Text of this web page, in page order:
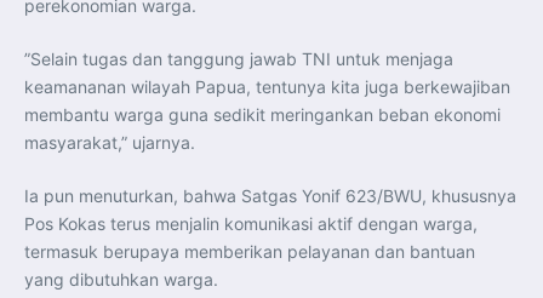
Perkuat Kerja Sama Repatriasi Artefak Budaya
Program 3 Juta Rumah
Pendaftaran MagangHub Angkatan II Batch 1 Dibuka
hingga 28 Juli 2026, Kesempatan Raih Pengalaman Kerja
dan Sertifikasi Kompetensi
KASAU Bekali 154 Perwira Remaja AAU 2026, Tekankan
Integritas dan Profesionalisme sebagai Bekal
Lebih Erat Hadapi Tantangan Global
Indonesia Dorong ASEAN dan Uni Eropa Perkuat
Stabilitas Global melalui Kemitraan Strategis
Menlu RI Dorong Kemitraan Ekonomi ASEAN–Korea
Kemitraan ASEAN–Kanada Perkuat Ketahanan Ekonomi,
perekonomian warga.
”Selain tugas dan tanggung jawab TNI untuk menjaga
keamananan wilayah Papua, tentunya kita juga berkewajiban
membantu warga guna sedikit meringankan beban ekonomi
masyarakat,” ujarnya.
Ia pun menuturkan, bahwa Satgas Yonif 623/BWU, khususnya
Pos Kokas terus menjalin komunikasi aktif dengan warga,
termasuk berupaya memberikan pelayanan dan bantuan
yang dibutuhkan warga.